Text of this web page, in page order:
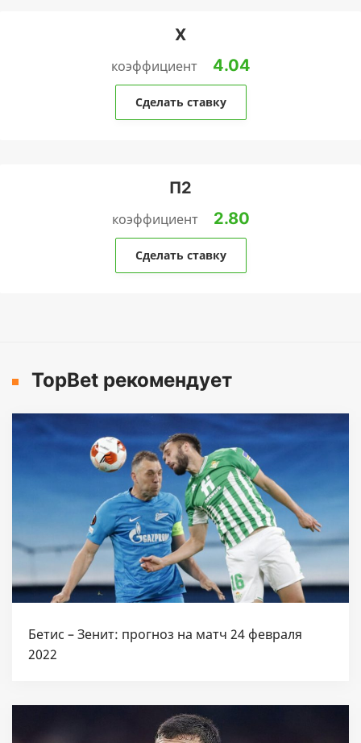
Х
коэффициент 4.04
Сделать ставку
П2
коэффициент 2.80
Сделать ставку
TopBet рекомендует
Бетис – Зенит: прогноз на матч 24 февраля
2022